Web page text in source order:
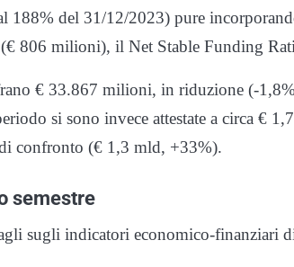
188% del 31/12/2023) pure
806 milioni), il Net Stable Funding
€ 33.867 milioni, in riduzione (-
si sono invece attestate a circa €
confronto (€ 1,3 mld, +33%).
semestre
sugli indicatori economico-finanziari